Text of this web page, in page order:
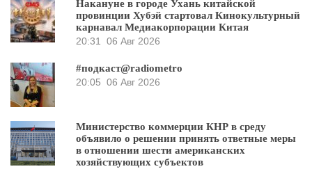
Накануне в городе Ухань китайской
провинции Хубэй стартовал Кинокультурный
карнавал Медиакорпорации Китая
20:31
06 Авг 2026
#подкаст@radiometro
20:05 06 Авг 2026
Министерство коммерции КНР в среду
объявило о решении принять ответные меры
в отношении шести американских
хозяйствующих субъектов